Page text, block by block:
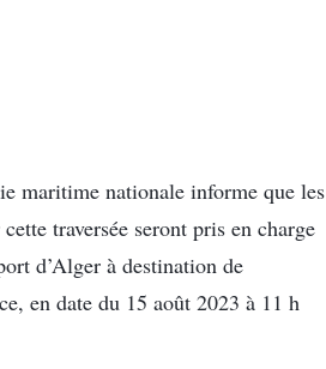
maritime nationale informe que les
traversée seront pris en charge
d’Alger à destination de
en date du 15 août 2023 à 11 h